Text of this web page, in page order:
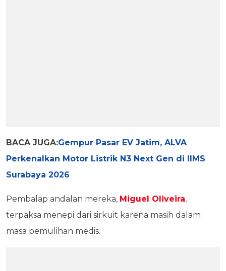
BACA JUGA:Gempur Pasar EV Jatim, ALVA
Perkenalkan Motor Listrik N3 Next Gen di IIMS
Surabaya 2026
Pembalap andalan mereka, Miguel Oliveira,
terpaksa menepi dari sirkuit karena masih dalam
masa pemulihan medis.